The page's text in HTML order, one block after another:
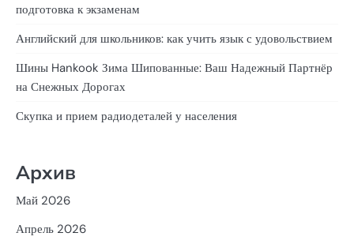
подготовка к экзаменам
Английский для школьников: как учить язык с удовольствием
Шины Hankook Зима Шипованные: Ваш Надежный Партнёр
на Снежных Дорогах
Скупка и прием радиодеталей у населения
Архив
Май 2026
Апрель 2026